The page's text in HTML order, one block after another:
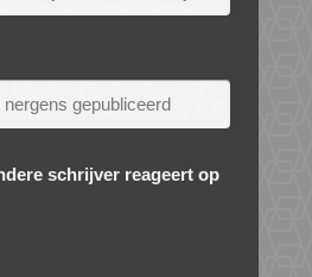
schrijver reageert op